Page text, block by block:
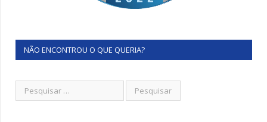
NÃO ENCONTROU O QUE QUERIA?